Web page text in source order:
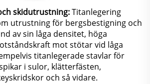
skidutrustning:Titanlegering
utrustning för bergsbestigning och
av sin låga densitet, höga
mot stötar vid låga
titanlegerade stavlar för
i sulor, klätterfästen,
och så vidare.